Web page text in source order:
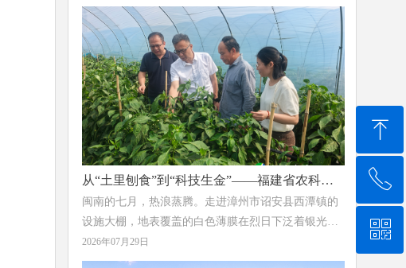
脾。这个距镇政府仅1.6公里的小村落，于2023年获评
福建省“金牌旅游村”，正以它独有的方式，完成着一
场从红色热土到茶香田园的诗意蜕变。
从“土里刨食”到“科技生金”——福建省农科院
亚热所为辣椒产业装上“绿色芯片”
闽南的七月，热浪蒸腾。走进漳州市诏安县西潭镇的
设施大棚，地表覆盖的白色薄膜在烈日下泛着银光，
膜下土壤温度持续攀升，一场无声的“土壤革命”正在
这里上演。
2026年07月29日
ꁸ
回到顶部
ꂅ
0591-87888217
ꀥ